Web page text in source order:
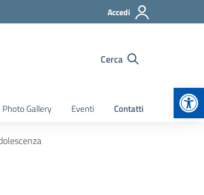
Accedi
Cerca
Photo Gallery Eventi Contatti